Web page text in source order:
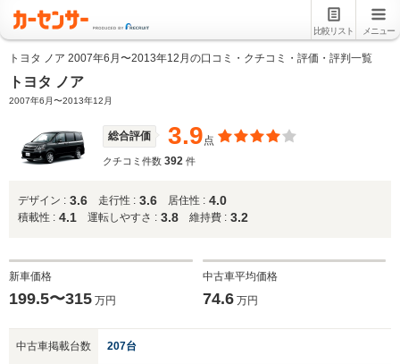
比較リスト メニュー
トヨタ ノア 2007年6月〜2013年12月の口コミ・クチコミ・評価・評判一覧
トヨタ ノア
2007年6月〜2013年12月
総合評価 3.9点
クチコミ件数 392 件
デザイン : 3.6 走行性 : 3.6 居住性 : 4.0
積載性 : 4.1 運転しやすさ : 3.8 維持費 : 3.2
新車価格
199.5〜315 万円
中古車平均価格
74.6万円
中古車掲載台数 207台